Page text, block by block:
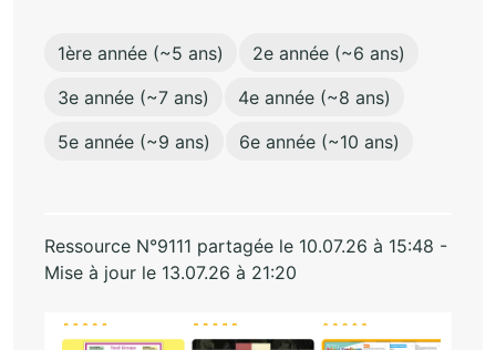
1ère année (~5 ans)
2e année (~6 ans)
3e année (~7 ans)
4e année (~8 ans)
5e année (~9 ans)
6e année (~10 ans)
Ressource N°9111 partagée le 10.07.26 à 15:48 -
Mise à jour le 13.07.26 à 21:20